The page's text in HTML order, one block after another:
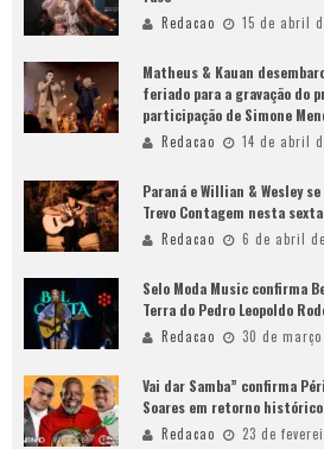
Redacao 15 de abril
Matheus & Kauan
feriado para a gravação do
participação de Simone
Redacao 14 de abril
Paraná e Willian & Wesley
Trevo Contagem nesta
Redacao 6 de abril
Selo Moda Music confirma
Terra do Pedro Leopoldo
Redacao 30 de
Vai dar Samba” confirma
Soares em retorno histórico
Redacao 23 de